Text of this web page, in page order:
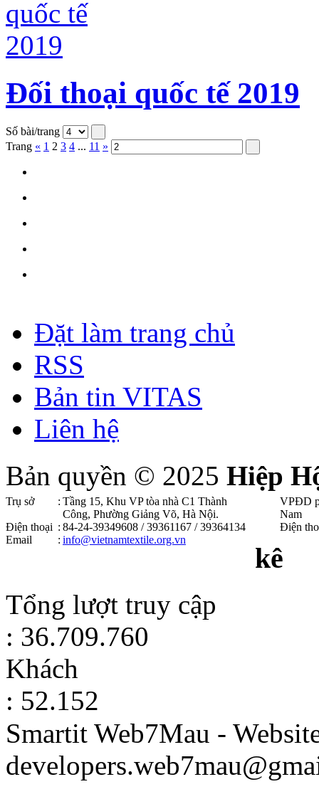
Đối thoại quốc tế 2019
Số bài/trang
Trang « 1 2 3 4 ... 11 »
Đặt làm trang chủ
RSS
Bản tin VITAS
Liên hệ
Bản quyền © 2025 Hiệp
Trụ sở : Tầng 15, Khu VP tòa nhà C1 Thành
Công, Phường Giảng Võ, Hà Nội .
Điện thoại : 84-24-39349608 / 39361167 / 39364134
Email
: info@vietnamtextile.org.vn
VPĐD
Nam
Điện
kê
Tổng lượt truy cập
: 36.709.760
Khách
: 52.152
Smartit Web7Mau -